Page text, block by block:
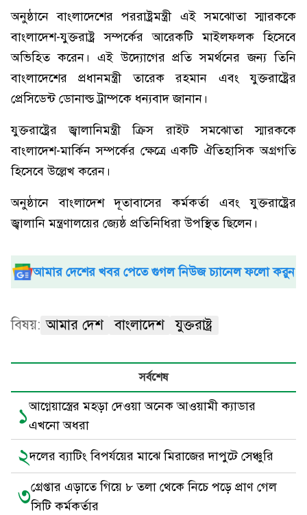
অনুষ্ঠানে বাংলাদেশের পররাষ্ট্রমন্ত্রী এই সমঝোতা স্মারককে
বাংলাদেশ-যুক্তরাষ্ট্র সম্পর্কের আরেকটি মাইলফলক হিসেবে
অভিহিত করেন। এই উদ্যোগের প্রতি সমর্থনের জন্য তিনি
বাংলাদেশের প্রধানমন্ত্রী তারেক রহমান এবং যুক্তরাষ্ট্রের
প্রেসিডেন্ট ডোনাল্ড ট্রাম্পকে ধন্যবাদ জানান।
যুক্তরাষ্ট্রের জ্বালানিমন্ত্রী ক্রিস রাইট সমঝোতা স্মারককে
বাংলাদেশ-মার্কিন সম্পর্কের ক্ষেত্রে একটি ঐতিহাসিক অগ্রগতি
হিসেবে উল্লেখ করেন।
অনুষ্ঠানে বাংলাদেশ দূতাবাসের কর্মকর্তা এবং যুক্তরাষ্ট্রের
জ্বালানি মন্ত্রণালয়ের জ্যেষ্ঠ প্রতিনিধিরা উপস্থিত ছিলেন।
আমার দেশের খবর পেতে গুগল নিউজ চ্যানেল ফলো করুন
বিষয়: আমার দেশ বাংলাদেশ যুক্তরাষ্ট্র
সর্বশেষ
১আগ্নেয়াস্ত্রের মহড়া দেওয়া অনেক আওয়ামী ক্যাডার
এখনো অধরা
২দলের ব্যাটিং বিপর্যয়ের মাঝে মিরাজের দাপুটে সেঞ্চুরি
৩গ্রেপ্তার এড়াতে গিয়ে ৮ তলা থেকে নিচে পড়ে প্রাণ গেল
সিটি কর্মকর্তার